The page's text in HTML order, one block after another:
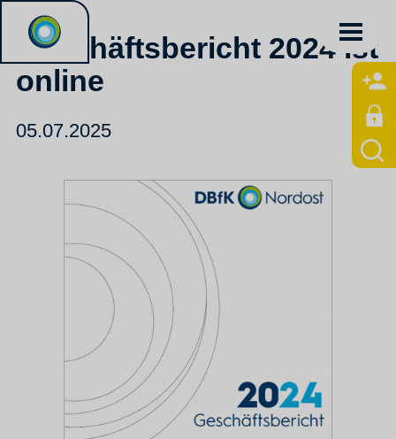
Geschäftsbericht 2024 ist
online
05.07.2025